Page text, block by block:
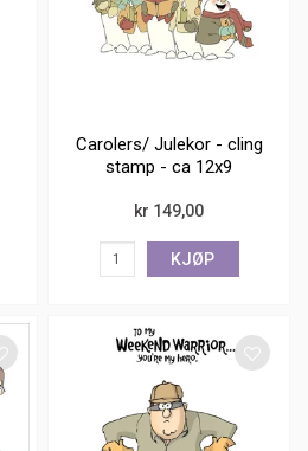
Carolers/ Julekor - cling
stamp - ca 12x9
kr 149,00
KJØP